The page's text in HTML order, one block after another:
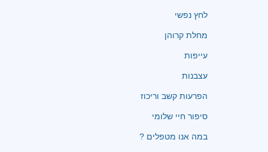
לחץ נפשי
מחלת קרוהן
עייפות
עצבנות
הפרעות קשב וריכוז
סיפור חיי שלומי
במה אנו מטפלים ?